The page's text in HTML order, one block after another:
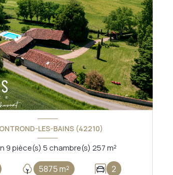
LES-BAINS (42210)
Maison 9 pièce(s) 5 chambre(s) 257 m²
5875 m² 2